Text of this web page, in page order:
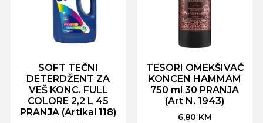
SOFT TEČNI
DETERDŽENT ZA
VEŠ KONC. FULL
COLORE 2,2 L 45
PRANJA (Artikal 118)
TESORI OMEKŠIVAČ
KONCEN HAMMAM
750 ml 30 PRANJA
(Art N. 1943)
6,80 KM